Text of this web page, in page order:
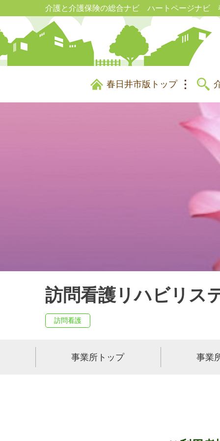
介護と介護保険の総合ナビ ハートページナビ
春日井市版トップ
訪問看護リハビリス
訪問看護
事業所トップ 事業